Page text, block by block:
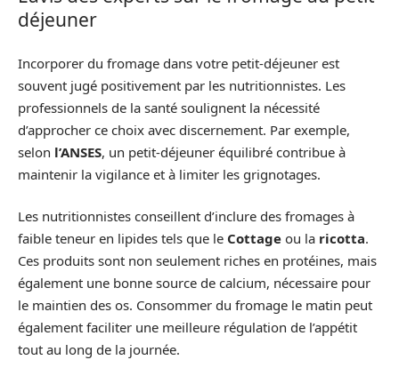
déjeuner
Incorporer du fromage dans votre petit-déjeuner est
souvent jugé positivement par les nutritionnistes. Les
professionnels de la santé soulignent la nécessité
d’approcher ce choix avec discernement. Par exemple,
selon l’ANSES, un petit-déjeuner équilibré contribue à
maintenir la vigilance et à limiter les grignotages.
Les nutritionnistes conseillent d’inclure des fromages à
faible teneur en lipides tels que le Cottage ou la ricotta.
Ces produits sont non seulement riches en protéines, mais
également une bonne source de calcium, nécessaire pour
le maintien des os. Consommer du fromage le matin peut
également faciliter une meilleure régulation de l’appétit
tout au long de la journée.